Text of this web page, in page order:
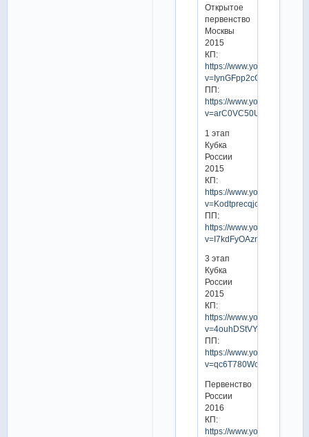
Открытое
первенство
Москвы
2015
КП:
https://www.youtube.com/
v=IynGFpp2cGo
ПП:
https://www.youtube.com/
v=arC0VC50UhQ
1 этап
Кубка
России
2015
КП:
https://www.youtube.com/
v=Kodtprecqjc
ПП:
https://www.youtube.com/
v=I7kdFyOAzng
3 этап
Кубка
России
2015
КП:
https://www.youtube.com/
v=4ouhDStVYVo
ПП:
https://www.youtube.com/
v=qc6T780WcvE
Первенство
России
2016
КП:
https://www.youtube.com/